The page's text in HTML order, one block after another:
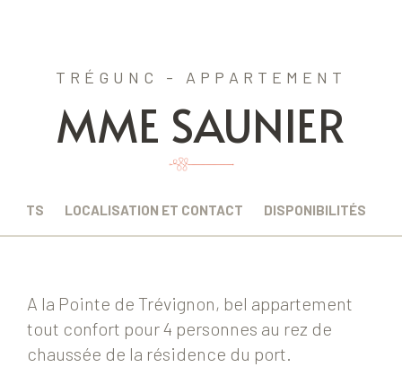
TRÉGUNC - APPARTEMENT
MME SAUNIER
LOCALISATION ET CONTACT DISPONIBILITÉS
A la Pointe de Trévignon, bel appartement
tout confort pour 4 personnes au rez de
chaussée de la résidence du port.